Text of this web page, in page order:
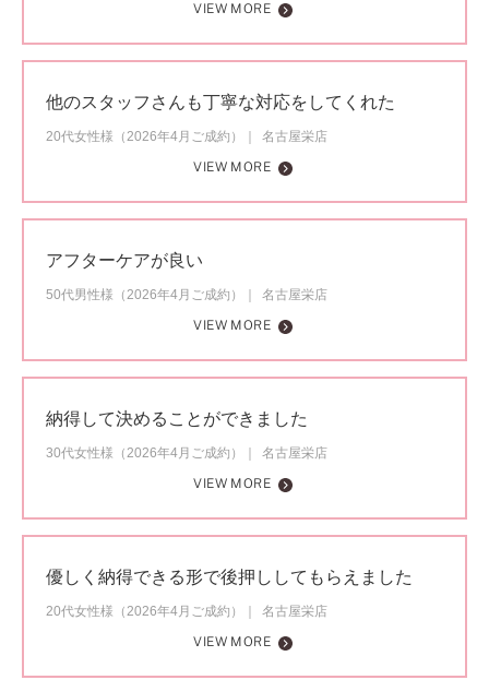
VIEW MORE
他のスタッフさんも丁寧な対応をしてくれた
20代女性様（2026年4月ご成約）
名古屋栄店
VIEW MORE
アフターケアが良い
50代男性様（2026年4月ご成約）
名古屋栄店
VIEW MORE
納得して決めることができました
30代女性様（2026年4月ご成約）
名古屋栄店
VIEW MORE
優しく納得できる形で後押ししてもらえました
20代女性様（2026年4月ご成約）
名古屋栄店
VIEW MORE